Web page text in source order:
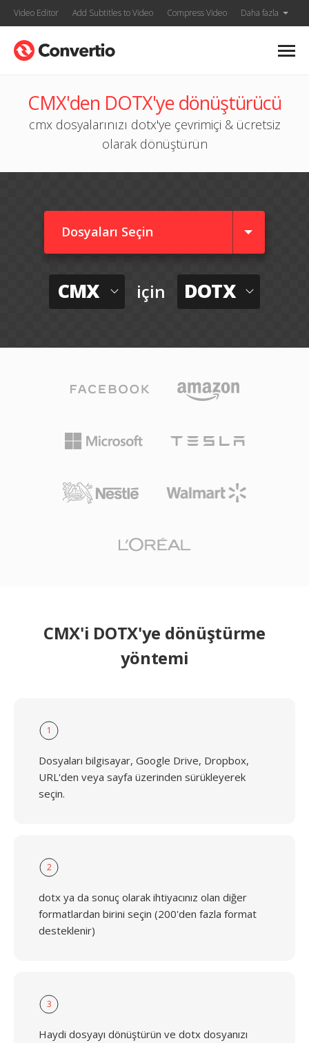
Video Editor Add Subtitles to Video Compress Video Daha fazla
CMX'den DOTX'ye dönüştürücü
cmx dosyalarınızı dotx'ye çevrimiçi & ücretsiz
olarak dönüştürün
Dosyaları Seçin
CMX için DOTX
CMX'i DOTX'ye dönüştürme
yöntemi
1
Dosyaları bilgisayar, Google Drive, Dropbox,
URL'den veya sayfa üzerinden sürükleyerek
seçin.
2
dotx ya da sonuç olarak ihtiyacınız olan diğer
formatlardan birini seçin (200'den fazla format
desteklenir)
3
Haydi dosyayı dönüştürün ve dotx dosyanızı